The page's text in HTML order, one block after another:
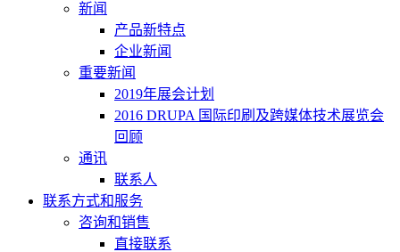
新闻
产品新特点
企业新闻
重要新闻
2019年展会计划
2016 DRUPA 国际印刷及跨媒体技术展览会
回顾
通讯
联系人
联系方式和服务
咨询和销售
直接联系